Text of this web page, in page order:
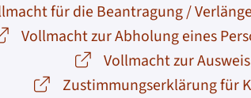
für die Beantragung /
Vollmacht zur Abholung eines
Vollmacht zur
Zustimmungserklärung für